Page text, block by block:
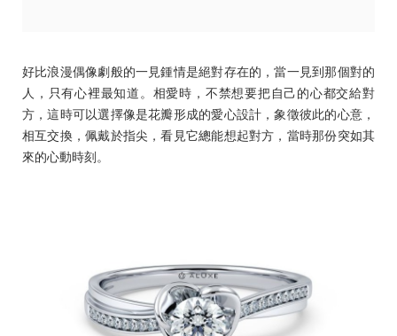
好比浪漫偶像劇般的一見鍾情是絕對存在的，當一見到那個對的
人，只有心裡最知道。相愛時，不禁想要把自己的心都交給對
方，這時可以選擇像是花瓣形成的愛心設計，象徵彼此的心意，
相互交換，佩戴於指尖，看見它總能想起對方，當時那份突如其
來的心動時刻。